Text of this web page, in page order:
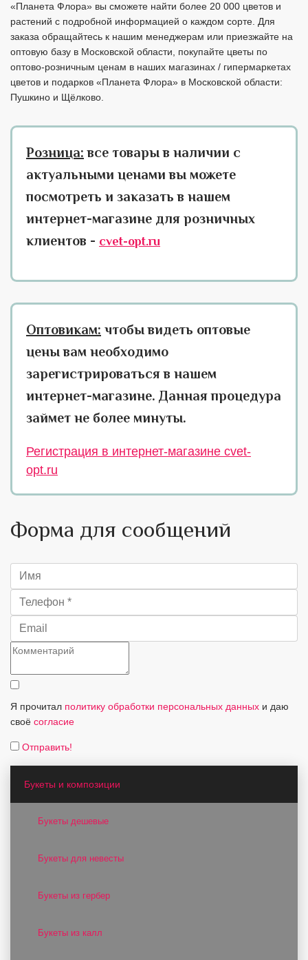
«Планета Флора» вы сможете найти более 20 000 цветов и
растений с подробной информацией о каждом сорте. Для
заказа обращайтесь к нашим менеджерам или приезжайте на
оптовую базу в Московской области, покупайте цветы по
оптово-розничным ценам в наших магазинах / гипермаркетах
цветов и подарков «Планета Флора» в Московской области:
Пушкино и Щёлково.
Розница: все товары в наличии с
актуальными ценами вы можете
посмотреть и заказать в нашем
интернет-магазине для розничных
клиентов - cvet-opt.ru
Оптовикам: чтобы видеть оптовые
цены вам необходимо
зарегистрироваться в нашем
интернет-магазине. Данная процедура
займет не более минуты.
Регистрация в интернет-магазине cvet-
opt.ru
Форма для сообщений
Я прочитал политику обработки персональных данных и даю
своё согласие
Отправить!
Букеты и композиции
Букеты дешевые
Букеты для невесты
Букеты из гербер
Букеты из калл